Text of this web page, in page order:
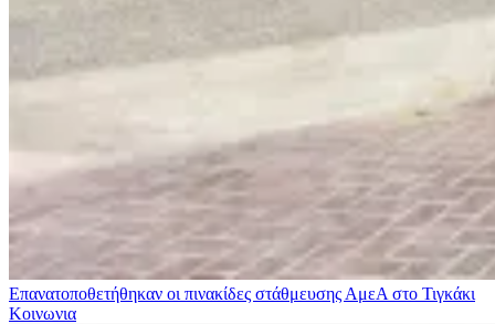
Επανατοποθετήθηκαν οι πινακίδες στάθμευσης ΑμεΑ στο Τιγκάκι
Κοινωνια